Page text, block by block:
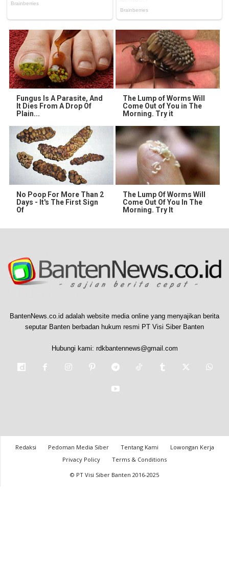
Fungus Is A Parasite, And
It Dies From A Drop Of
Plain...
The Lump of Worms Will
Come Out of You in The
Morning. Try it
No Poop For More Than 2
Days - It's The First Sign
Of
The Lump Of Worms Will
Come Out Of You In The
Morning. Try It
BantenNews.co.id adalah website media online yang menyajikan berita
seputar Banten berbadan hukum resmi PT Visi Siber Banten
Hubungi kami: rdkbantennews@gmail.com
Redaksi Pedoman Media Siber Tentang Kami
Lowongan Kerja
Privacy Policy
Terms & Conditions
© PT Visi Siber Banten 2016-2025